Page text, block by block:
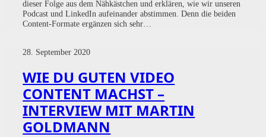
dieser Folge aus dem Nähkästchen und erklären, wie wir unseren
Podcast und LinkedIn aufeinander abstimmen. Denn die beiden
Content-Formate ergänzen sich sehr…
28. September 2020
WIE DU GUTEN VIDEO
CONTENT MACHST –
INTERVIEW MIT MARTIN
GOLDMANN